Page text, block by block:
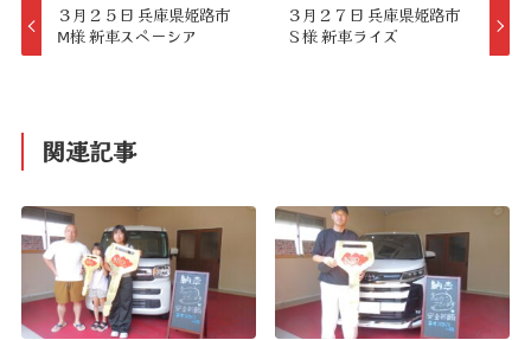
３月２５日 兵庫県姫路市
Ⅿ様 新車スペーシア
３月２７日 兵庫県姫路市
Ｓ様 新車ライズ
関連記事